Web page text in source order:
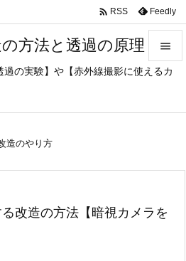
方法と透過の原理
の実験】や【赤外線撮影に使えるカ




 RSS Feedly
造のやり方
改造の方法【暗視カメラを